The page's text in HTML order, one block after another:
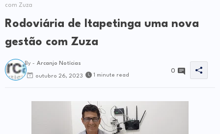
com Zuza
Rodoviária de Itapetinga uma nova
gestão com Zuza
By - Arcanjo Notícias
outubro 26, 2023 1 minute read
0